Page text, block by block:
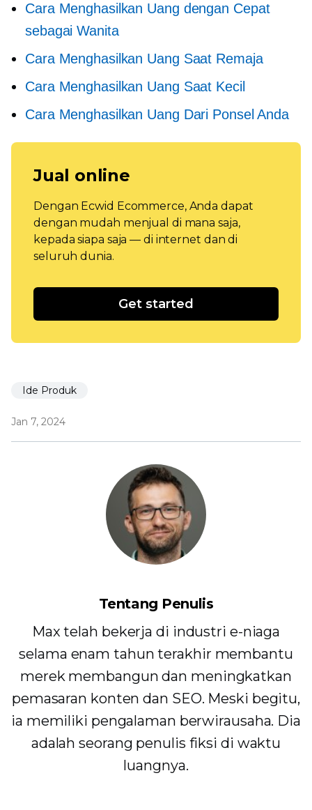
Cara Menghasilkan Uang dengan Cepat
sebagai Wanita
Cara Menghasilkan Uang Saat Remaja
Cara Menghasilkan Uang Saat Kecil
Cara Menghasilkan Uang Dari Ponsel Anda
Jual online
Dengan Ecwid Ecommerce, Anda dapat
dengan mudah menjual di mana saja,
kepada siapa saja — di internet dan di
seluruh dunia.
Get started
Ide Produk
Jan 7, 2024
Tentang Penulis
Max telah bekerja di industri e-niaga
selama enam tahun terakhir membantu
merek membangun dan meningkatkan
pemasaran konten dan SEO. Meski begitu,
ia memiliki pengalaman berwirausaha. Dia
adalah seorang penulis fiksi di waktu
luangnya.